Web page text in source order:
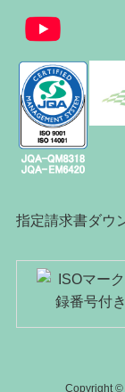
指定請求書ダウ
Copyright ©